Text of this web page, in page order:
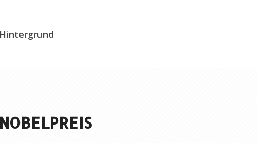
Hintergrund